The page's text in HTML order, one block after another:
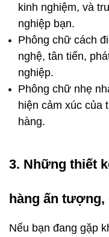
kinh nghiệm, và
nghiệp bạn.
Phông chữ cách
nghệ, tân tiến,
nghiệp.
Phông chữ nhẹ
hiện cảm xúc của
hàng.
3. Những thiết
hàng ấn tượng,
Nếu bạn đang gặp